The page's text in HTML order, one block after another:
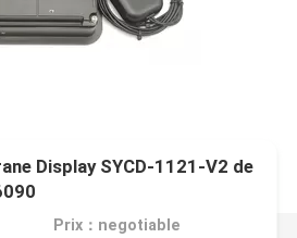
Display SYCD-1121-V2 de
Prix：negotiable